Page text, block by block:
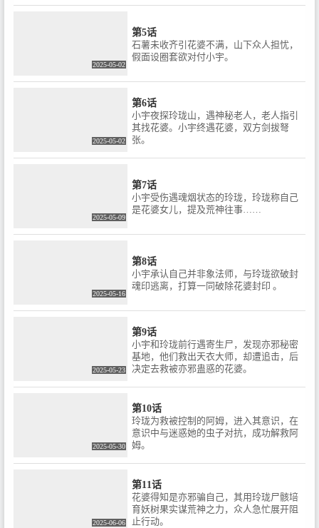
2025-05-02
第5话
石薯未收齐引花婆不满，山下众人担忧，
假面设圈套欲对付小宇。
2025-05-02
第6话
小宇夜探玲珑山，遇神秘老人，老人指引
其找花婆。小宇终遇花婆，双方剑拔弩
张。
2025-05-09
第7话
小宇受伤遇魂烟状态的玲珑，玲珑称自己
是花婆女儿，提及荒神往事……
2025-05-16
第8话
小宇承认自己并非象法师，与玲珑欲破封
魂印逃离，打算一同破除花婆封印 。
2025-05-23
第9话
小宇和玲珑前行遇寄生尸，发现亦邪秘密
基地，他们救出天衣大师，却遭追击，后
决定去救被亦邪蛊惑的花婆。
2025-05-30
第10话
玲珑为救被控制的阿姆，进入其意识，在
意识中与迷惑她的虫子对抗，成功解救阿
姆。
2025-06-06
第11话
花婆得知是亦邪骗自己，其用玲珑尸骸培
育妖树果实谋荒神之力，众人急忙展开阻
止行动。